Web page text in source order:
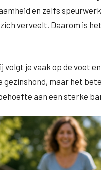
en zelfs
verveelt. Daarom is
volgt je vaak op de voet
maar het
aan een sterke